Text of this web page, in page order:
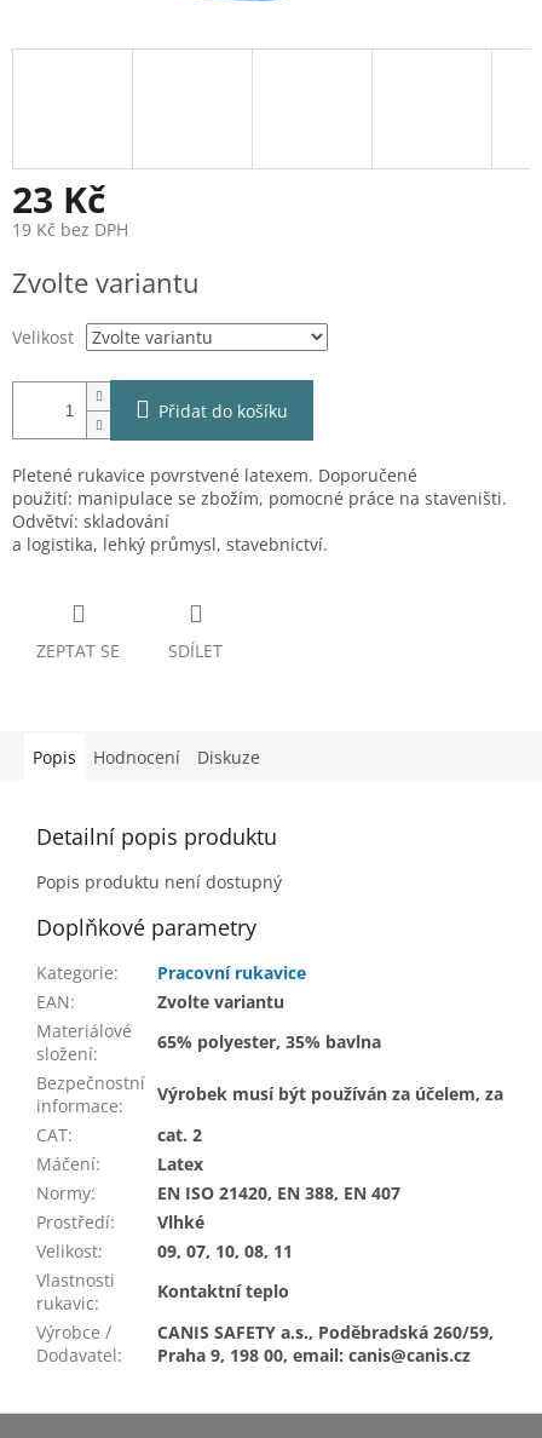
23 Kč
19 Kč bez DPH
cena:
Zvolte variantu
Velikost
Přidat do košíku
Pletené rukavice povrstvené latexem. Doporučené
použití: manipulace se zbožím, pomocné práce na staveništi.
Odvětví: skladování
a logistika, lehký průmysl, stavebnictví.
ZEPTAT SE SDÍLET
Popis Hodnocení Diskuze
Detailní popis produktu
Popis produktu není dostupný
Doplňkové parametry
Kategorie:
Pracovní rukavice
EAN:
Zvolte variantu
Materiálové
složení:
65% polyester, 35% bavlna
Bezpečnostní
informace:
Výrobek musí být používán za účelem, za
CAT:
cat. 2
Máčení:
Latex
Normy:
EN ISO 21420, EN 388, EN 407
Prostředí:
Vlhké
Velikost:
09, 07, 10, 08, 11
Vlastnosti
rukavic:
Kontaktní teplo
Výrobce /
Dodavatel:
CANIS SAFETY a.s., Poděbradská 260/59,
Praha 9, 198 00, email: canis@canis.cz
Z